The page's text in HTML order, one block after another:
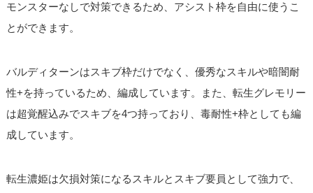
モンスターなしで対策できるため、アシスト枠を自由に使うこ
とができます。
バルディターンはスキブ枠だけでなく、優秀なスキルや暗闇耐
性+を持っているため、編成しています。また、転生グレモリー
は超覚醒込みでスキブを4つ持っており、毒耐性+枠としても編
成しています。
転生濃姫は欠損対策になるスキルとスキブ要員として強力で、